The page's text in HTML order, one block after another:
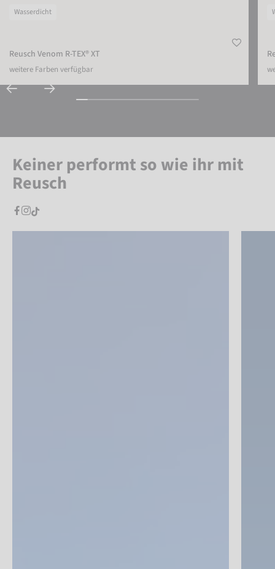
Wasserdicht
Reusch Venom R-TEX® XT
weitere Farben verfügbar
Keiner performt so wie ihr mit
Reusch